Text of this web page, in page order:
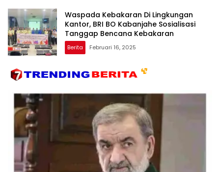
Waspada Kebakaran Di Lingkungan
Kantor, BRI BO Kabanjahe Sosialisasi
Tanggap Bencana Kebakaran
Berita Februari 16, 2025